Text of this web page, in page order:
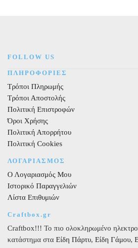
FOLLOW US
ΠΛΗΡΟΦΟΡΙΕΣ
Τρόποι Πληρωμής
Τρόποι Αποστολής
Πολιτική Επιστροφών
Όροι Χρήσης
Πολιτική Απορρήτου
Πολιτική Cookies
ΛΟΓΑΡΙΑΣΜΟΣ
Ο Λογαριασμός Μου
Ιστορικό Παραγγελιών
Λίστα Επιθυμιών
Craftbox.gr
Craftbox!!! Το πιο ολοκληρωμένο
κατάστημα στα Είδη Πάρτυ, Είδη Γάμου,